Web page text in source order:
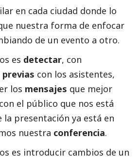
en cada ciudad donde lo
nuestra forma de enfocar
de un evento a otro.
es detectar, con
previas con los asistentes,
los mensajes que mejor
el público que nos está
la presentación ya está en
nuestra conferencia.
es introducir cambios de un